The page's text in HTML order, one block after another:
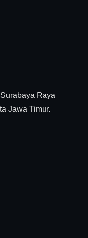
Raya
Jawa Timur.